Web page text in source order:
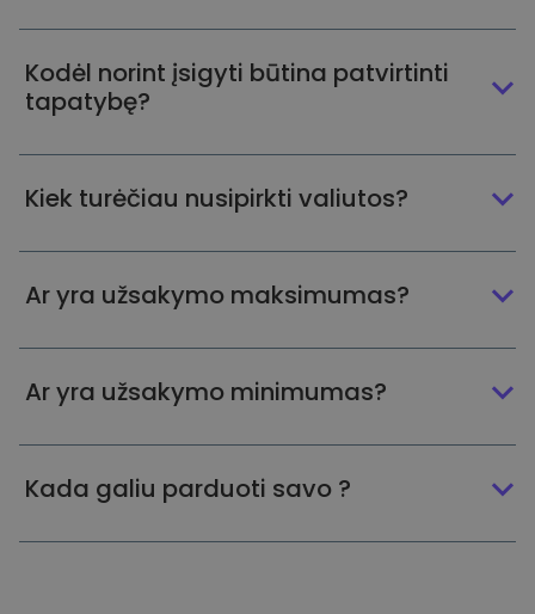
Kodėl norint įsigyti būtina patvirtinti
tapatybę?
Kiek turėčiau nusipirkti valiutos?
Ar yra užsakymo maksimumas?
Ar yra užsakymo minimumas?
Kada galiu parduoti savo ?